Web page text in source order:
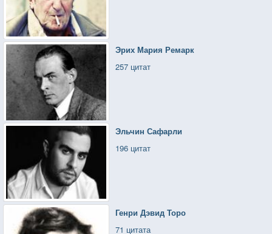
Эрих Мария Ремарк
257 цитат
Эльчин Сафарли
196 цитат
Генри Дэвид Торо
71 цитата